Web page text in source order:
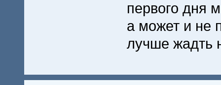
первого дня
а может и не
лучше жадть